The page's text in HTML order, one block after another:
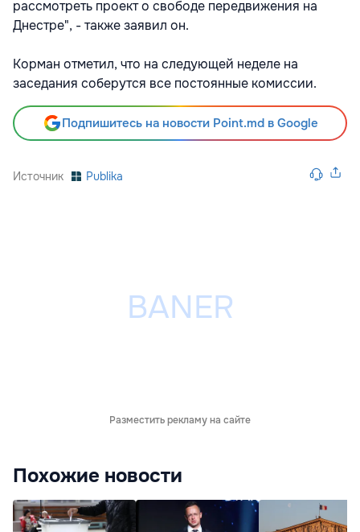
рассмотреть проект о свободе передвижения на
Днестре", - также заявил он.
Корман отметил, что на следующей неделе на
заседания соберутся все постоянные комиссии.
Подпишитесь на новости Point.md в Google
Источник Publika
Разместить рекламу на сайте
Похожие новости